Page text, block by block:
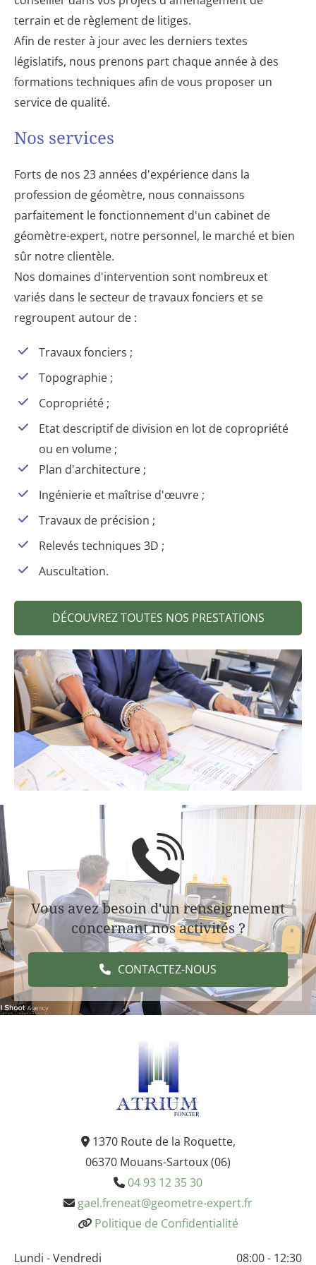
terrain et de règlement de litiges.
Afin de rester à jour avec les derniers textes
législatifs, nous prenons part chaque année à des
formations techniques afin de vous proposer un
service de qualité.
Nos services
Forts de nos 23 années d'expérience dans la
profession de géomètre, nous connaissons
parfaitement le fonctionnement d'un cabinet de
géomètre-expert, notre personnel, le marché et bien
sûr notre clientèle.
Nos domaines d'intervention sont nombreux et
variés dans le secteur de travaux fonciers et se
regroupent autour de :
Travaux fonciers ;
Topographie ;
Copropriété ;
Etat descriptif de division en lot de copropriété
ou en volume ;
Plan d'architecture ;
Ingénierie et maîtrise d'œuvre ;
Travaux de précision ;
Relevés techniques 3D ;
Auscultation.
DÉCOUVREZ TOUTES NOS PRESTATIONS
Vous avez besoin d'un renseignement
concernant nos activités ?
CONTACTEZ-NOUS
1370 Route de la Roquette,
06370 Mouans-Sartoux (06)
 04 93 12 35 30
 gael.freneat@geometre-expert.fr
 Politique de Confidentialité
Lundi - Vendredi 08:00 - 12:30